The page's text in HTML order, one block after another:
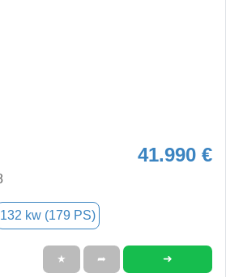
41.990 €
132 kw (179 PS)
★ ➦ ➜